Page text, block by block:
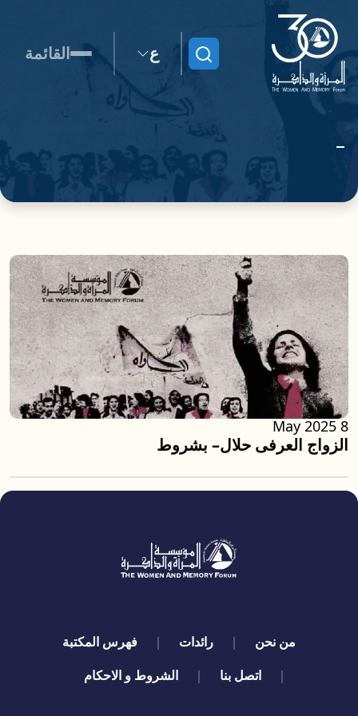
ابحث ع القائمة
الزواج العرفى حلال– بشروط
8 May 2025
quick links
من نحن رائدات
فهرس المكتبة
اتصل بنا
الشروط و الاحكام